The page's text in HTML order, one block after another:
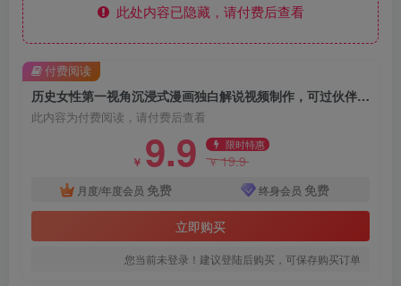
此处内容已隐藏，请付费后查看
历史女性第一视角沉浸式漫画独白解说视频制作，可过伙伴计划，多平台分发
此内容为付费阅读，请付费后查看
￥ 9.9 限时特惠
￥19.9
月度/年度会员 免费 终身会员 免费
立即购买
您当前未登录！建议登陆后购买，可保存购买订单
付费阅读